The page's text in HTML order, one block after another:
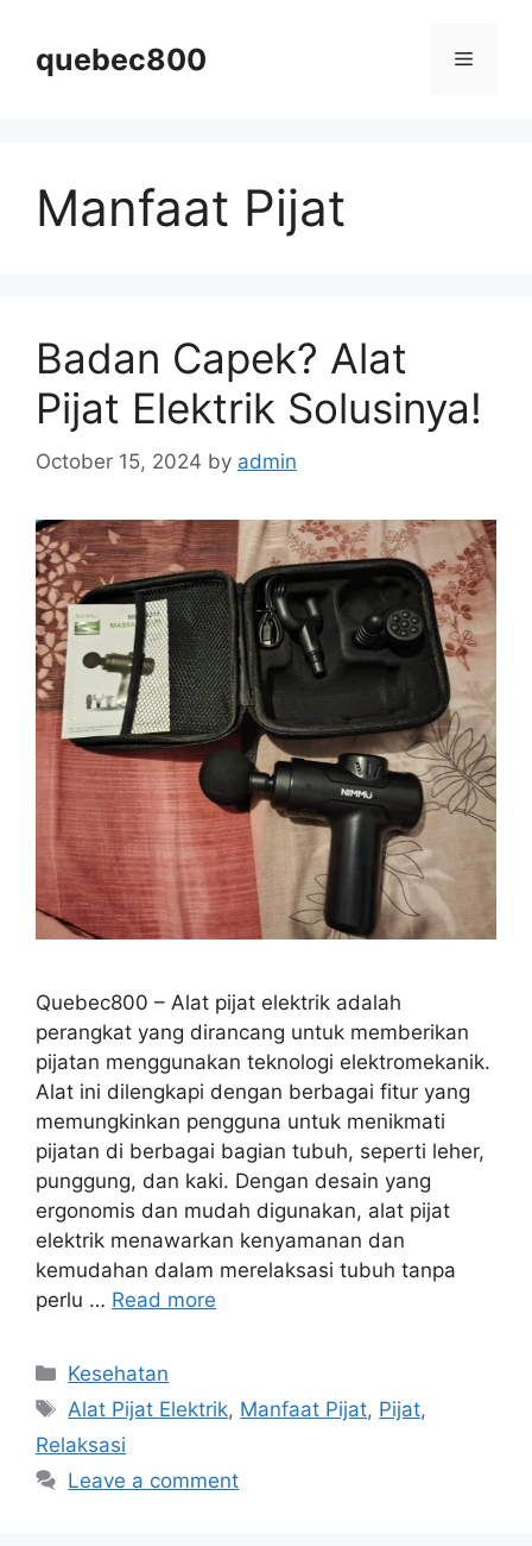
contentquebec800 Menu
Manfaat Pijat
Badan Capek? Alat
Pijat Elektrik Solusinya!
October 15, 2024 by admin
Quebec800 – Alat pijat elektrik adalah
perangkat yang dirancang untuk memberikan
pijatan menggunakan teknologi elektromekanik.
Alat ini dilengkapi dengan berbagai fitur yang
memungkinkan pengguna untuk menikmati
pijatan di berbagai bagian tubuh, seperti leher,
punggung, dan kaki. Dengan desain yang
ergonomis dan mudah digunakan, alat pijat
elektrik menawarkan kenyamanan dan
kemudahan dalam merelaksasi tubuh tanpa
perlu … Read more
Categories
Kesehatan
Tags
Alat Pijat Elektrik, Manfaat Pijat, Pijat,
Relaksasi
Leave a comment